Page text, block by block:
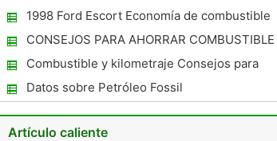
1998 Ford Escort Economía de combustible
CONSEJOS PARA AHORRAR COMBUSTIBLE
Combustible y kilometraje Consejos para
1997 Lincoln Town Cars
Datos sobre Petróleo Fossil
Artículo caliente